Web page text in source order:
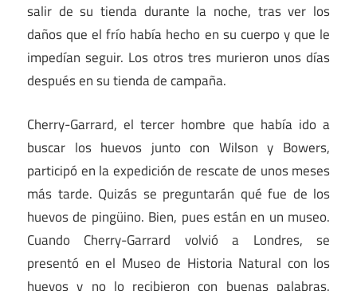
salir de su tienda durante la noche, tras ver los
daños que el frío había hecho en su cuerpo y que le
impedían seguir. Los otros tres murieron unos días
después en su tienda de campaña.
Cherry-Garrard, el tercer hombre que había ido a
buscar los huevos junto con Wilson y Bowers,
participó en la expedición de rescate de unos meses
más tarde. Quizás se preguntarán qué fue de los
huevos de pingüino. Bien, pues están en un museo.
Cuando Cherry-Garrard volvió a Londres, se
presentó en el Museo de Historia Natural con los
huevos y no lo recibieron con buenas palabras.